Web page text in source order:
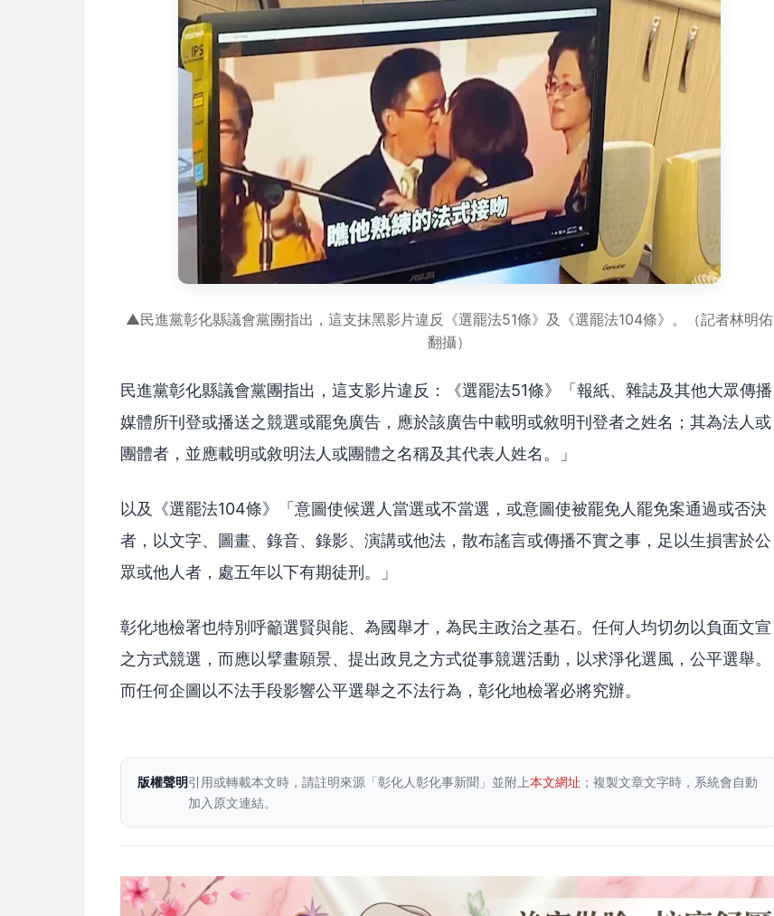
▲民進黨彰化縣議會黨團指出，這支抹黑影片違反《選罷法51條》及《選罷法104條》。（記者林明佑
翻攝）
民進黨彰化縣議會黨團指出，這支影片違反：《選罷法51條》「報紙、雜誌及其他大眾傳播
媒體所刊登或播送之競選或罷免廣告，應於該廣告中載明或敘明刊登者之姓名；其為法人或
團體者，並應載明或敘明法人或團體之名稱及其代表人姓名。」
以及《選罷法104條》「意圖使候選人當選或不當選，或意圖使被罷免人罷免案通過或否決
者，以文字、圖畫、錄音、錄影、演講或他法，散布謠言或傳播不實之事，足以生損害於公
眾或他人者，處五年以下有期徒刑。」
彰化地檢署也特別呼籲選賢與能、為國舉才，為民主政治之基石。任何人均切勿以負面文宣
之方式競選，而應以擘畫願景、提出政見之方式從事競選活動，以求淨化選風，公平選舉。
而任何企圖以不法手段影響公平選舉之不法行為，彰化地檢署必將究辦。
版權聲明引用或轉載本文時，請註明來源「彰化人彰化事新聞」並附上本文網址 ；複製文章文字時，系統會自動
加入原文連結。